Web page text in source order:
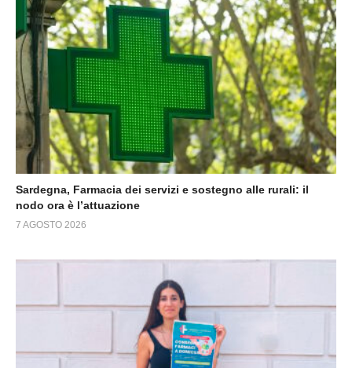
Sardegna, Farmacia dei servizi e sostegno alle rurali: il
nodo ora è l’attuazione
7 AGOSTO 2026